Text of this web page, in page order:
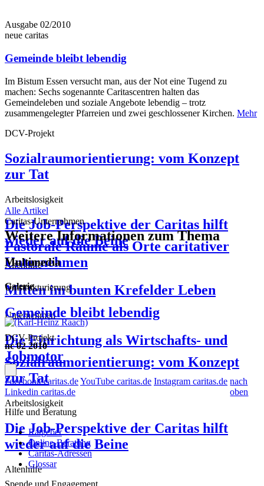
Ausgabe 02/2010
neue caritas
Gemeinde bleibt lebendig
Im Bistum Essen versucht man, aus der Not eine Tugend zu
machen: Sechs sogenannte Caritascentren halten das
Gemeindeleben und soziale Angebote lebendig – trotz
zusammengelegter Pfarreien und zwei geschlossener Kirchen. Mehr
DCV-Projekt
Sozialraumorientierung: vom Konzept
zur Tat
Arbeitslosigkeit
Die Job-Perspektive der Caritas hilft
wieder auf die Beine
Altenhilfe
Mitten im bunten Krefelder Leben
Unternehmen
Die Einrichtung als Wirtschafts- und
Jobmotor
Alle Artikel
Caritas-Unternehmen
Pastorale Räume als Orte caritativer
Unternehmen
Umstrukturierung
Gemeinde bleibt lebendig
DCV-Projekt
Sozialraumorientierung: vom Konzept
zur Tat
Arbeitslosigkeit
Die Job-Perspektive der Caritas hilft
wieder auf die Beine
Altenhilfe
Weitere Informationen zum Thema
Multimedia
Galerie
nc 02 2010
Facebook caritas.deYouTube caritas.de Instagram caritas.de
Linkedin caritas.de
nach
oben
Hilfe und Beratung
Ratgeber
Online-Beratung
Caritas-Adressen
Glossar
Spende und Engagement